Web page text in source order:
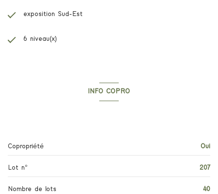
exposition Sud-Est
6 niveau(x)
INFO COPRO
Copropriété Oui
Lot n° 207
Nombre de lots 40